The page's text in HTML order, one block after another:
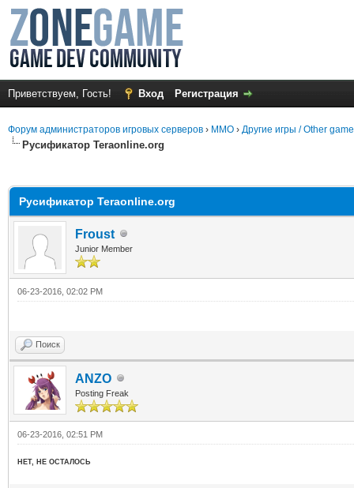
Приветствуем, Гость! Вход Регистрация
Форум администраторов игровых серверов › MMO › Другие игры / Other
Русификатор Teraonline.org
Русификатор Teraonline.org
Froust
Junior Member
06-23-2016, 02:02 PM
Поиск
ANZO
Posting Freak
06-23-2016, 02:51 PM
НЕТ, НЕ ОСТАЛОСЬ